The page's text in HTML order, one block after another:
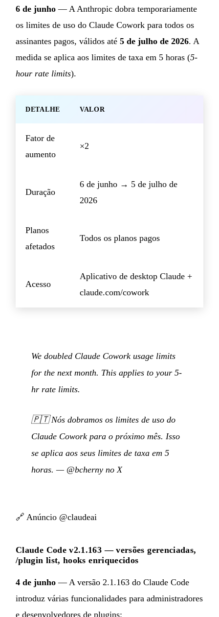
6 de junho — A Anthropic dobra temporariamente
os limites de uso do Claude Cowork para todos os
assinantes pagos, válidos até 5 de julho de 2026. A
medida se aplica aos limites de taxa em 5 horas (5-
hour rate limits).
DETALHE VALOR
Fator de
aumento
×2
Duração
6 de junho → 5 de julho de
2026
Planos
afetados
Todos os planos pagos
Acesso
Aplicativo de desktop Claude +
claude.com/cowork
We doubled Claude Cowork usage limits
for the next month. This applies to your 5-
hr rate limits.
🇵🇹Nós dobramos os limites de uso do
Claude Cowork para o próximo mês. Isso
se aplica aos seus limites de taxa em 5
horas. — @bcherny no X
🔗 Anúncio @claudeai
Claude Code v2.1.163 — versões gerenciadas,
/plugin list, hooks enriquecidos
4 de junho — A versão 2.1.163 do Claude Code
introduz várias funcionalidades para administradores
e desenvolvedores de plugins: